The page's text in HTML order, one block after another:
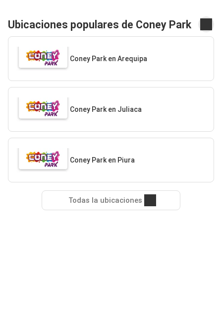
Ubicaciones populares de Coney Park
Coney Park en Arequipa
Coney Park en Juliaca
Coney Park en Piura
Todas la ubicaciones